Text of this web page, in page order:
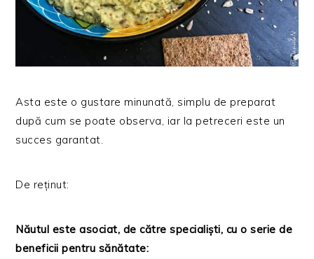
Asta este o gustare minunată, simplu de preparat
după cum se poate observa, iar la petreceri este un
succes garantat.
De reținut:
Năutul este asociat, de către specialiști, cu o serie de
beneficii pentru sănătate: